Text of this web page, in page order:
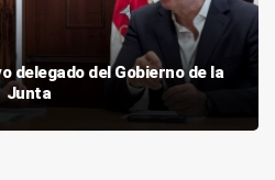
delegado del Gobierno de la
Junta